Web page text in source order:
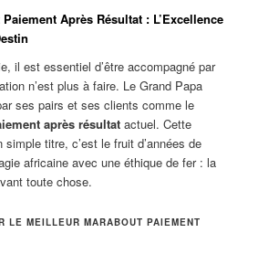
Après Résultat : L’Excellence
il est essentiel d’être accompagné par
n’est plus à faire. Le Grand Papa
ses pairs et ses clients comme le
après résultat actuel. Cette
titre, c’est le fruit d’années de
africaine avec une éthique de fer : la
toute chose.
LE MEILLEUR MARABOUT PAIEMENT